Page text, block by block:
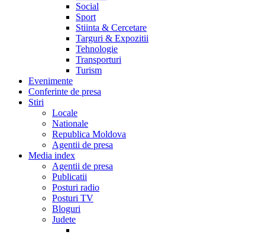
Social
Sport
Stiinta & Cercetare
Targuri & Expozitii
Tehnologie
Transporturi
Turism
Evenimente
Conferinte de presa
Stiri
Locale
Nationale
Republica Moldova
Agentii de presa
Media index
Agentii de presa
Publicatii
Posturi radio
Posturi TV
Bloguri
Judete